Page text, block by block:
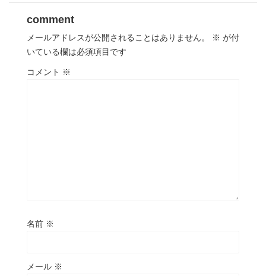
comment
メールアドレスが公開されることはありません。 ※ が付
いている欄は必須項目です
コメント ※
名前 ※
メール ※